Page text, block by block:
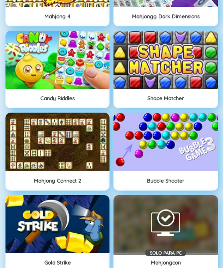
Mahjong 4 Mahjongg Dark Dimensions
Candy Riddles Shape Matcher
Mahjong Connect 2 Bubble Shooter
Gold Strike
SOLO PARA PC
Mahjongcon